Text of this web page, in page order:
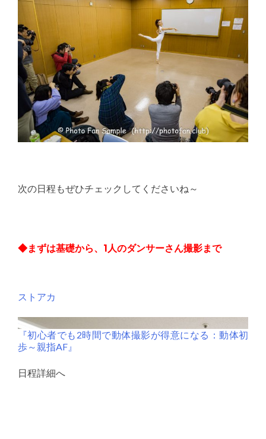
次の日程もぜひチェックしてくださいね～
◆まずは基礎から、1人のダンサーさん撮影まで
ストアカ
『初心者でも2時間で動体撮影が得意になる：動体初
歩～親指AF』
日程詳細へ